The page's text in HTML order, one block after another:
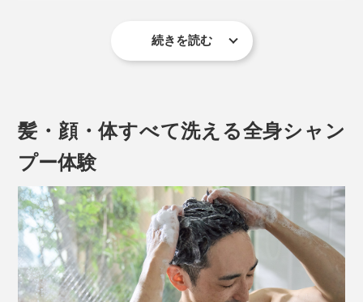
グリーンや果実、花といった、自然に包まれるような、
続きを読む
髪・顔・体すべて洗える全身シャン
プー体験